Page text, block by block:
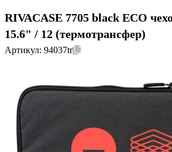
RIVACASE 7705 black ECO
15.6" / 12 (термотрансфер)
Артикул: 94037tr